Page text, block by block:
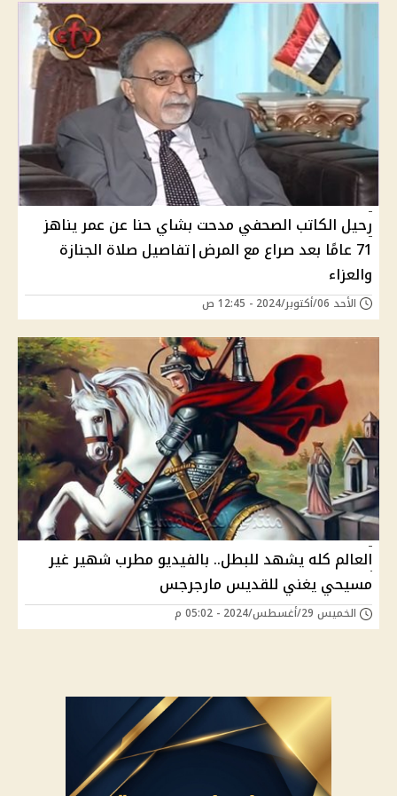
رحيل الكاتب الصحفي مدحت بشاي حنا عن عمر يناهز
71 عامًا بعد صراع مع المرض|تفاصيل صلاة الجنازة
والعزاء
الأحد 06/أكتوبر/2024 - 12:45 ص
العالم كله يشهد للبطل.. بالفيديو مطرب شهير غير
مسيحي يغني للقديس مارجرجس
الخميس 29/أغسطس/2024 - 05:02 م